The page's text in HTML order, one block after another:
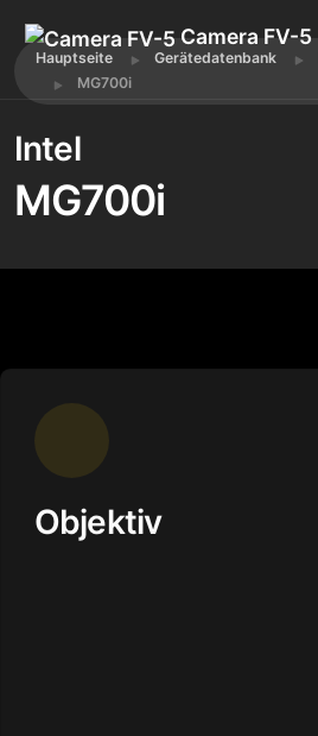
Camera FV-5
Hauptseite Gerätedatenbank
MG700i
Intel
MG700i
Objektiv